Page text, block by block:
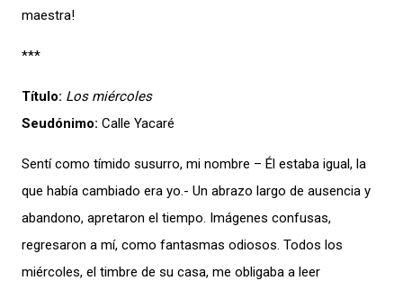
maestra!
***
Título: Los miércoles
Seudónimo: Calle Yacaré
Sentí como tímido susurro, mi nombre – Él estaba igual, la
que había cambiado era yo.- Un abrazo largo de ausencia y
abandono, apretaron el tiempo. Imágenes confusas,
regresaron a mí, como fantasmas odiosos. Todos los
miércoles, el timbre de su casa, me obligaba a leer